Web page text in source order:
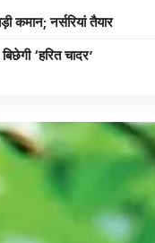
नर्सरियां तैयार
‘हरित चादर’